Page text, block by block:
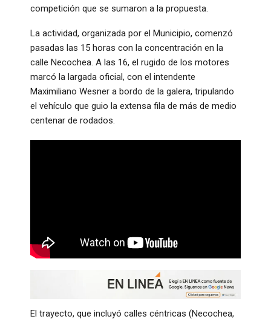
competición que se sumaron a la propuesta.
La actividad, organizada por el Municipio, comenzó
pasadas las 15 horas con la concentración en la
calle Necochea. A las 16, el rugido de los motores
marcó la largada oficial, con el intendente
Maximiliano Wesner a bordo de la galera, tripulando
el vehículo que guio la extensa fila de más de medio
centenar de rodados.
El trayecto, que incluyó calles céntricas (Necochea,